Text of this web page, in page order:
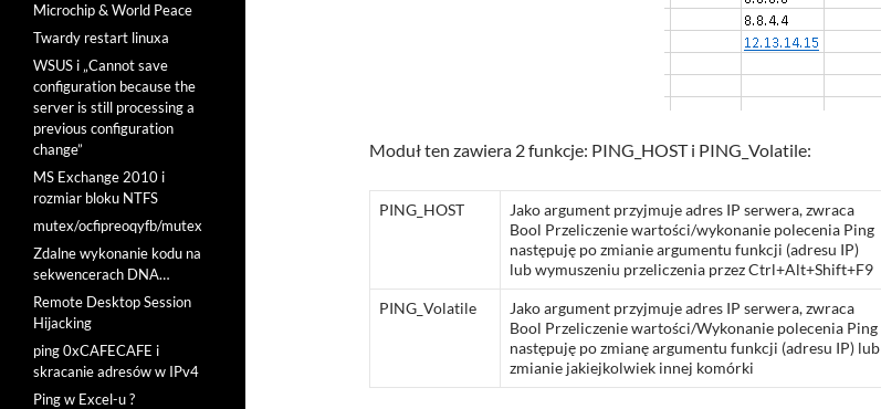
Moduł ten zawiera 2 funkcje: PING_HOST i PING_Volatile:
PING_HOST
Jako argument przyjmuje adres IP serwera, zwraca
Bool Przeliczenie wartości/wykonanie polecenia Ping
następuję po zmianie argumentu funkcji (adresu IP)
lub wymuszeniu przeliczenia przez Ctrl+Alt+Shift+F9
PING_Volatile
Jako argument przyjmuje adres IP serwera, zwraca
Bool Przeliczenie wartości/Wykonanie polecenia Ping
następuję po zmianę argumentu funkcji (adresu IP) lub
zmianie jakiejkolwiek innej komórki
Microchip & World Peace
Twardy restart linuxa
WSUS i „Cannot save
configuration because the
server is still processing a
previous configuration
change”
MS Exchange 2010 i
rozmiar bloku NTFS
mutex/ocfipreoqyfb/mutex
Zdalne wykonanie kodu na
sekwencerach DNA…
Remote Desktop Session
Hijacking
ping 0xCAFECAFE i
skracanie adresów w IPv4
Ping w Excel-u ?